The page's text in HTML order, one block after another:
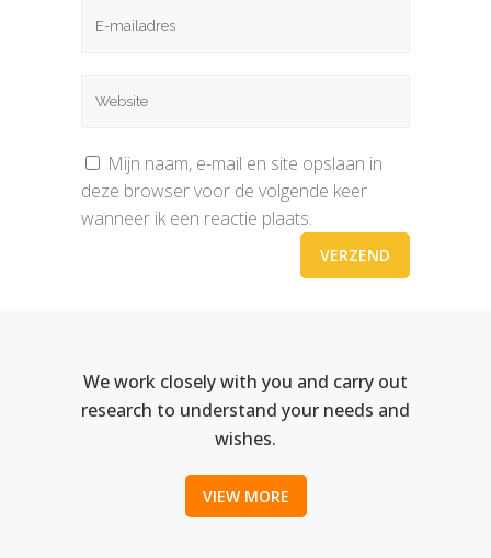
Mijn naam, e-mail en site opslaan in
deze browser voor de volgende keer
wanneer ik een reactie plaats.
We work closely with you and carry out
research to understand your needs and
wishes.
VIEW MORE